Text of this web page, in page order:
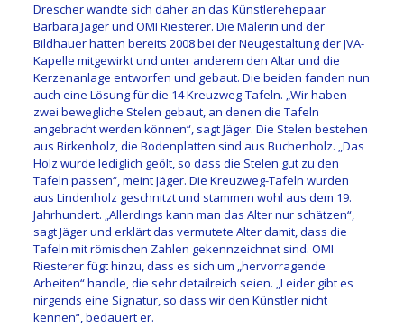
Drescher wandte sich daher an das Künstlerehepaar
Barbara Jäger und OMI Riesterer. Die Malerin und der
Bildhauer hatten bereits 2008 bei der Neugestaltung der JVA-
Kapelle mitgewirkt und unter anderem den Altar und die
Kerzenanlage entworfen und gebaut. Die beiden fanden nun
auch eine Lösung für die 14 Kreuzweg-Tafeln. „Wir haben
zwei bewegliche Stelen gebaut, an denen die Tafeln
angebracht werden können“, sagt Jäger. Die Stelen bestehen
aus Birkenholz, die Bodenplatten sind aus Buchenholz. „Das
Holz wurde lediglich geölt, so dass die Stelen gut zu den
Tafeln passen“, meint Jäger. Die Kreuzweg-Tafeln wurden
aus Lindenholz geschnitzt und stammen wohl aus dem 19.
Jahrhundert. „Allerdings kann man das Alter nur schätzen“,
sagt Jäger und erklärt das vermutete Alter damit, dass die
Tafeln mit römischen Zahlen gekennzeichnet sind. OMI
Riesterer fügt hinzu, dass es sich um „hervorragende
Arbeiten“ handle, die sehr detailreich seien. „Leider gibt es
nirgends eine Signatur, so dass wir den Künstler nicht
kennen“, bedauert er.